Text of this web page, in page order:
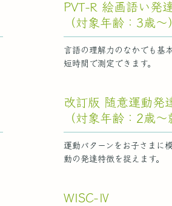
PVT-R 絵画語い発
（対象年齢：3歳～
言語の理解力のなかでも基
短時間で測定できます。
改訂版 随意運動発
（対象年齢：2歳～
運動パターンをお子さまに
動の発達特徴を捉えます。
WISC-Ⅳ